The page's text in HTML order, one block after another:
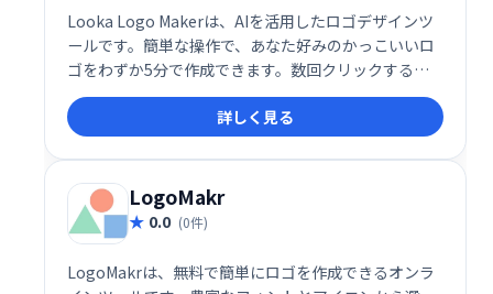
Looka Logo Makerは、AIを活用したロゴデザインツ
ールです。簡単な操作で、あなた好みのかっこいいロ
ゴをわずか5分で作成できます。数回クリックするだ
けで、理想のロゴが完成します。
詳しく見る
LogoMakr
0.0 (0件)
LogoMakrは、無料で簡単にロゴを作成できるオンラ